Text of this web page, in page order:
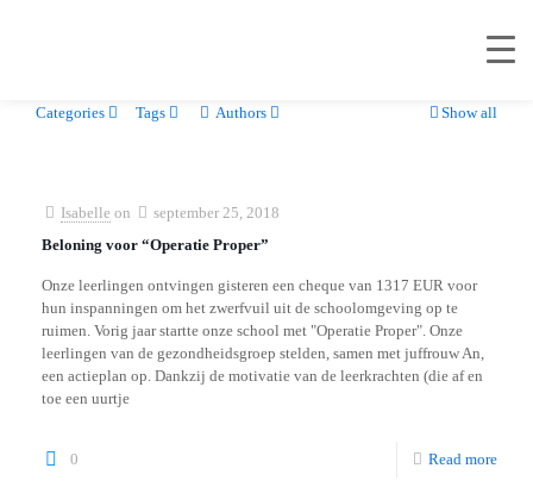
Categories Tags Authors Show all
Isabelle on
september 25, 2018
Beloning voor “Operatie Proper”
Onze leerlingen ontvingen gisteren een cheque van 1317 EUR voor
hun inspanningen om het zwerfvuil uit de schoolomgeving op te
ruimen. Vorig jaar startte onze school met "Operatie Proper". Onze
leerlingen van de gezondheidsgroep stelden, samen met juffrouw An,
een actieplan op. Dankzij de motivatie van de leerkrachten (die af en
toe een uurtje
0 Read more